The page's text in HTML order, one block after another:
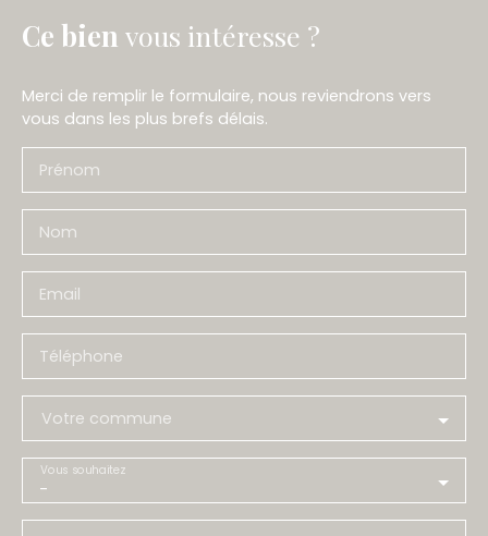
Ce bien vous intéresse ?
Merci de remplir le formulaire, nous reviendrons vers
vous dans les plus brefs délais.
Prénom
Nom
Email
Téléphone
Votre commune
-
Vous souhaitez